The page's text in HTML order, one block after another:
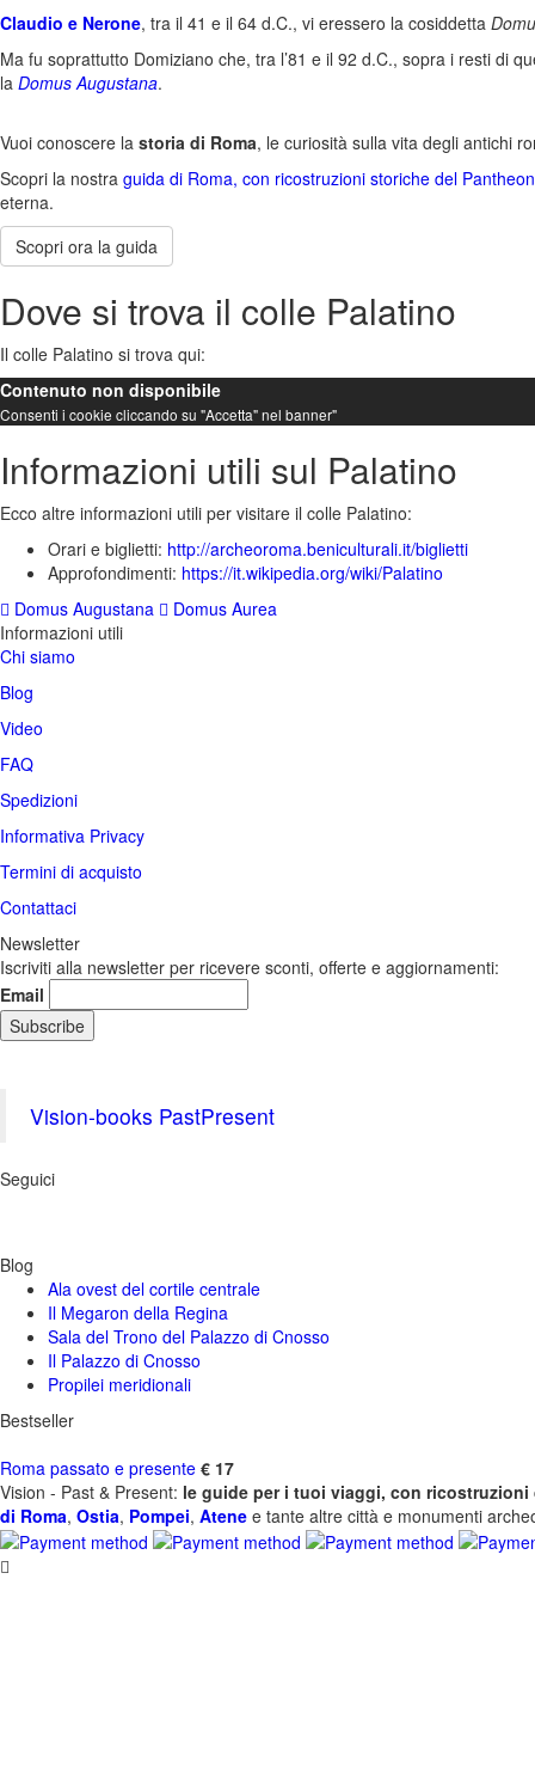
Claudio e Nerone, tra il 41 e il 64 d.C., vi eressero la cosiddetta
Ma fu soprat­tutto Domiziano che, tra l’81 e il 92 d.C., sopra i resti di
la Domus Augustana.
Vuoi conoscere la storia di Roma, le curiosità sulla vita degli antichi
Scopri la nostra guida di Roma, con ricostruzioni storiche del
eterna.
Scopri ora la guida
Dove si trova il colle Palatino
Il colle Palatino si trova qui:
Contenuto non disponibile
Consenti i cookie cliccando su "Accetta" nel banner"
Informazioni utili sul Palatino
Ecco altre informazioni utili per visitare il colle Palatino:
Orari e biglietti: http://archeoroma.beniculturali.it/biglietti
Approfondimenti: https://it.wikipedia.org/wiki/Palatino
Domus Augustana
Domus Aurea
Informazioni utili
Chi siamo
Blog
Video
FAQ
Spedizioni
Informativa Privacy
Termini di acquisto
Contattaci
Newsletter
Iscriviti alla newsletter per ricevere sconti, offerte e aggiornamenti:
Email
Vision-books PastPresent
Seguici
Blog
Ala ovest del cortile centrale
Il Megaron della Regina
Sala del Trono del Palazzo di Cnosso
Il Palazzo di Cnosso
Propilei meridionali
Bestseller
Roma passato e presente € 17
Vision - Past & Present: le guide per i tuoi viaggi, con ricostruzioni
di Roma, Ostia, Pompei, Atene e tante altre città e monumenti